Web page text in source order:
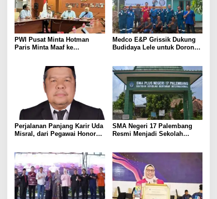
PWI Pusat Minta Hotman
Paris Minta Maaf ke
Medco E&P Grissik Dukung
Budidaya Lele untuk Dorong
Perjalanan Panjang Karir Uda
Misral, dari Pegawai Honorer
Eselon III
SMA Negeri 17 Palembang
Resmi Menjadi Sekolah